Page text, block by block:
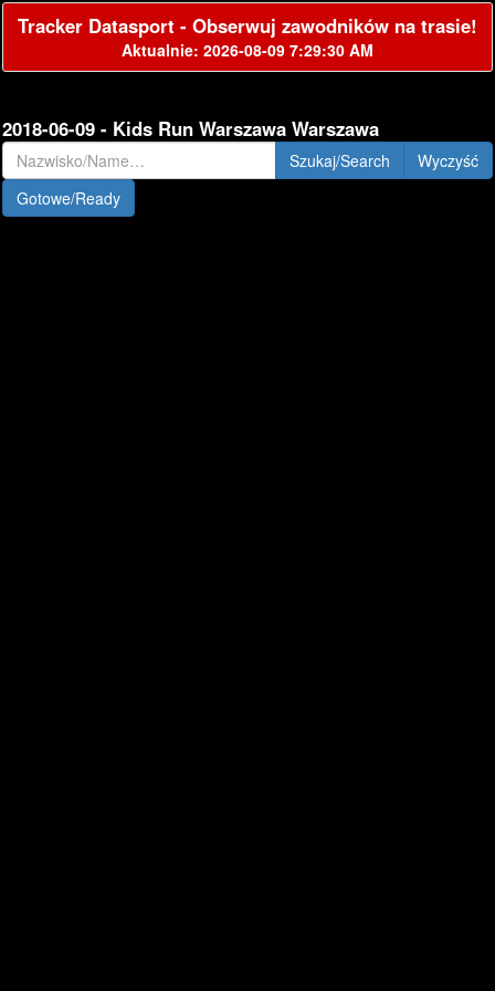
Tracker Datasport - Obserwuj zawodników na trasie!
Aktualnie: 2026-08-09 7:29:30 AM
2018-06-09 - Kids Run Warszawa Warszawa
Szukaj/Search
Gotowe/Ready